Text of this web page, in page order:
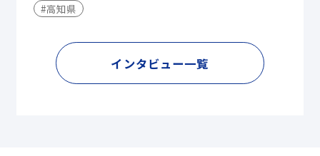
#高知県
インタビュー一覧